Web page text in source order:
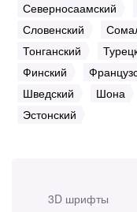
3D шрифты
Северносаамский
Словенский
Тонганский
Финский
Шведский
Шона
Эстонский